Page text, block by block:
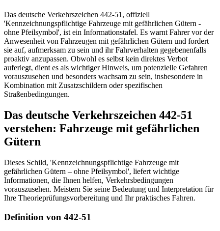
Das deutsche Verkehrszeichen 442-51, offiziell
'Kennzeichnungspflichtige Fahrzeuge mit gefährlichen Gütern -
ohne Pfeilsymbol', ist ein Informationstafel. Es warnt Fahrer vor der
Anwesenheit von Fahrzeugen mit gefährlichen Gütern und fordert
sie auf, aufmerksam zu sein und ihr Fahrverhalten gegebenenfalls
proaktiv anzupassen. Obwohl es selbst kein direktes Verbot
auferlegt, dient es als wichtiger Hinweis, um potenzielle Gefahren
vorauszusehen und besonders wachsam zu sein, insbesondere in
Kombination mit Zusatzschildern oder spezifischen
Straßenbedingungen.
Das deutsche Verkehrszeichen 442-51
verstehen: Fahrzeuge mit gefährlichen
Gütern
Dieses Schild, 'Kennzeichnungspflichtige Fahrzeuge mit
gefährlichen Gütern – ohne Pfeilsymbol', liefert wichtige
Informationen, die Ihnen helfen, Verkehrsbedingungen
vorauszusehen. Meistern Sie seine Bedeutung und Interpretation für
Ihre Theorieprüfungsvorbereitung und Ihr praktisches Fahren.
Definition von 442-51